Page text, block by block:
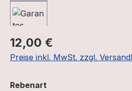
Regulärer Preis:
12,00 €
Preise inkl. MwSt. zzgl.
Rebenart